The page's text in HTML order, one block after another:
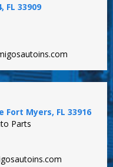
FL 33909
Fort Myers, FL 33916
Parts